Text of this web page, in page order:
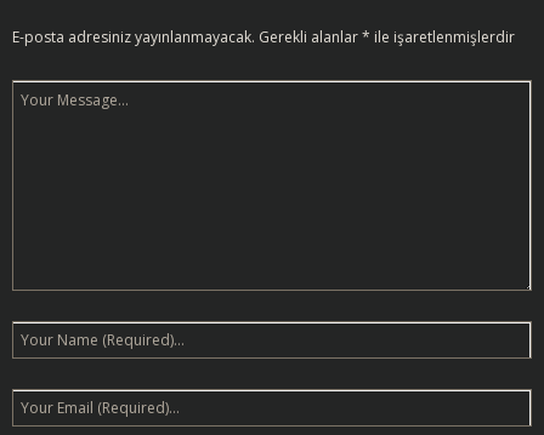
E-posta adresiniz yayınlanmayacak. Gerekli alanlar* ile işaretlenmişlerdir